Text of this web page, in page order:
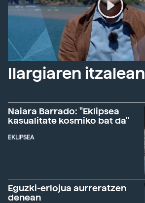
Ilargiaren itzalean
Naiara Barrado: "Eklipsea
kasualitate kosmiko bat da"
EKLIPSEA
Eguzki-erlojua aurreratzen
denean